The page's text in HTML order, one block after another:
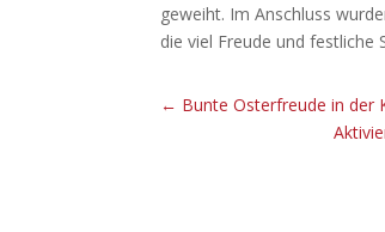
geweiht. Im Anschluss
die viel Freude und festliche
← Bunte Osterfreude in der